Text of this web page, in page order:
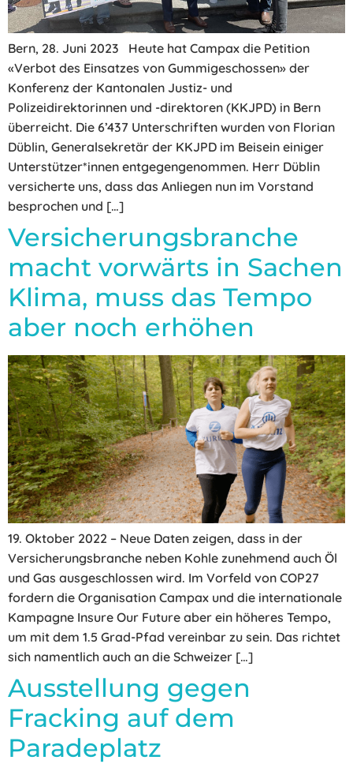
Bern, 28. Juni 2023 Heute hat Campax die Petition
«Verbot des Einsatzes von Gummigeschossen» der
Konferenz der Kantonalen Justiz- und
Polizeidirektorinnen und -direktoren (KKJPD) in Bern
überreicht. Die 6’437 Unterschriften wurden von Florian
Düblin, Generalsekretär der KKJPD im Beisein einiger
Unterstützer*innen entgegengenommen. Herr Düblin
versicherte uns, dass das Anliegen nun im Vorstand
besprochen und […]
Versicherungsbranche
macht vorwärts in Sachen
Klima, muss das Tempo
aber noch erhöhen
19. Oktober 2022 – Neue Daten zeigen, dass in der
Versicherungsbranche neben Kohle zunehmend auch Öl
und Gas ausgeschlossen wird. Im Vorfeld von COP27
fordern die Organisation Campax und die internationale
Kampagne Insure Our Future aber ein höheres Tempo,
um mit dem 1.5 Grad-Pfad vereinbar zu sein. Das richtet
sich namentlich auch an die Schweizer […]
Ausstellung gegen
Fracking auf dem
Paradeplatz